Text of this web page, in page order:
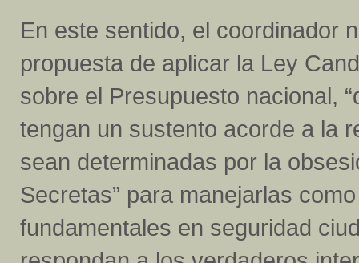
En este sentido, el coordinador
propuesta de aplicar la Ley
sobre el Presupuesto nacional,
tengan un sustento acorde a la
sean determinadas por la
Secretas” para manejarlas
fundamentales en seguridad